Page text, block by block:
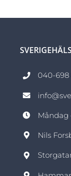
040-698
Måndag
Nils